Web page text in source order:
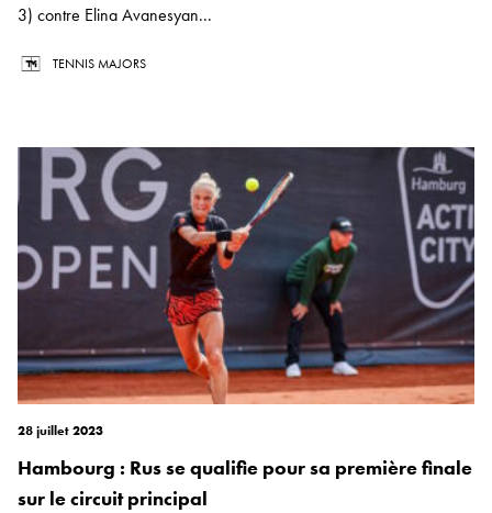
3) contre Elina Avanesyan...
TENNIS MAJORS
28 juillet 2023
Hambourg : Rus se qualifie pour sa première finale
sur le circuit principal